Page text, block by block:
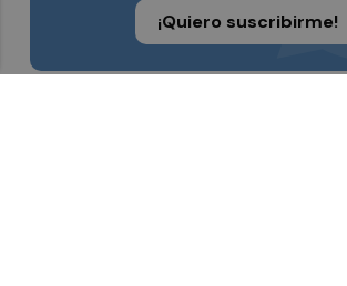
¡Quiero suscribirme!